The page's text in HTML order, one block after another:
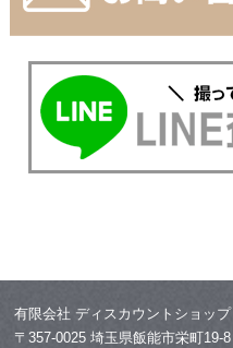
有限会社 ディスカウントショッ
〒357-0025 埼玉県飯能市栄町19-8